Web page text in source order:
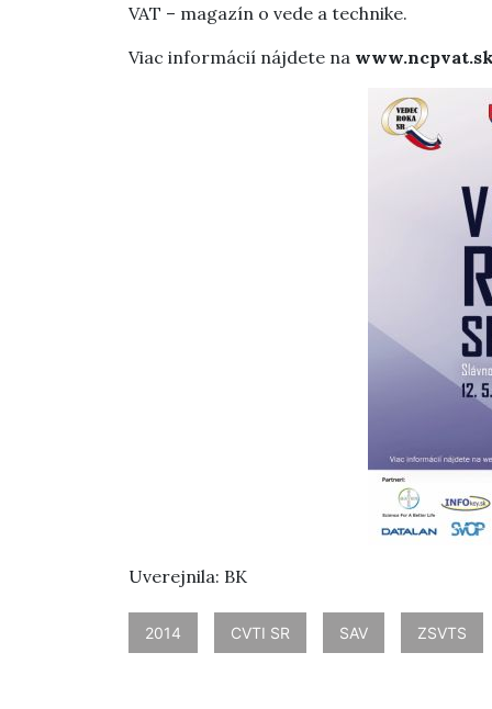
VAT – magazín o vede a technike.
Viac informácií nájdete na
Uverejnila: BK
2014 CVTI SR SAV ZSVTS